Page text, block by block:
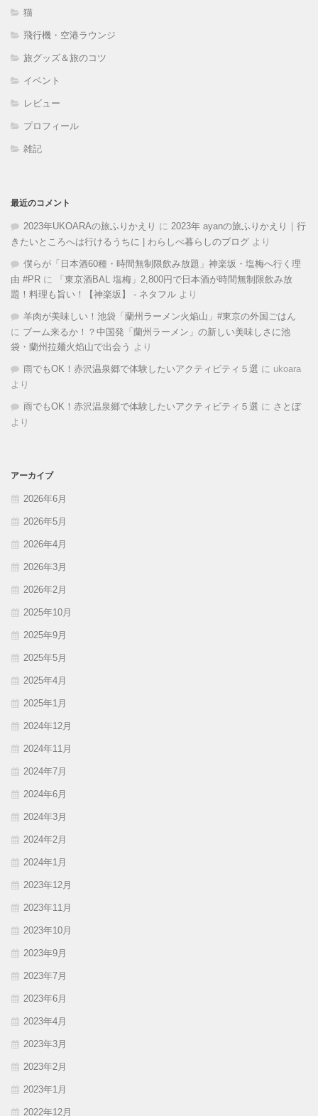
猫
飛行機・空港ラウンジ
旅グッズ＆旅のコツ
イベント
レビュー
プロフィール
雑記
最近のコメント
2023年UKOARAの旅ふりかえり に 2023年 ayanの旅ふりかえり｜行
きたいところへは行けるうちに | わらしべ暮らしのブログ より
僕らが「日本酒60種・時間無制限飲み放題」神楽坂・塩梅へ行く理
由 #PR に
「東京酒BAL 塩梅」2,800円で日本酒が時間無制限飲み放
題！料理も旨い！【神楽坂】 - ネタフル より
羊肉が美味しい！池袋「蘭州ラーメン火焔山」#東京の外国ごはん
に ブーム来るか！？中国発「蘭州ラーメン」の新しい美味しさに池
袋・蘭州拉麺火焰山で出会う より
雨でもOK！赤沢温泉郷で体験したいアクティビティ５選 に ukoara
より
雨でもOK！赤沢温泉郷で体験したいアクティビティ５選 に さとぼ
より
アーカイブ
2026年6月
2026年5月
2026年4月
2026年3月
2026年2月
2025年10月
2025年9月
2025年5月
2025年4月
2025年1月
2024年12月
2024年11月
2024年7月
2024年6月
2024年3月
2024年2月
2024年1月
2023年12月
2023年11月
2023年10月
2023年9月
2023年7月
2023年6月
2023年4月
2023年3月
2023年2月
2023年1月
2022年12月